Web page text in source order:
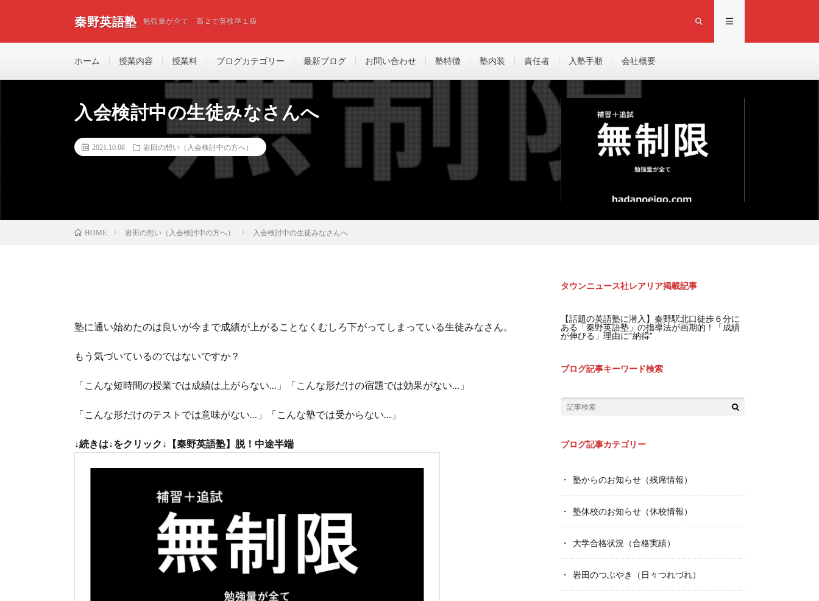
秦野英語塾 勉強量が全て 高２で英検準１級
ホーム 授業内容 授業料 ブログカテゴリー 最新ブログ お問い合わせ 塾特徴 塾内装 責任者 入塾手順 会社概要
入会検討中の生徒みなさんへ
2021.10.08 岩田の想い（入会検討中の方へ）
HOME 岩田の想い（入会検討中の方へ） 入会検討中の生徒みなさんへ
塾に通い始めたのは良いが今まで成績が上がることなくむしろ下がってしまっている生徒みなさん。
もう気づいているのではないですか？
「こんな短時間の授業では成績は上がらない…」「こんな形だけの宿題では効果がない…」
「こんな形だけのテストでは意味がない…」「こんな塾では受からない…」
↓続きは↓をクリック↓【秦野英語塾】脱！中途半端
タウンニュース社レアリア掲載記事
【話題の英語塾に潜入】秦野駅北口徒歩６分に
ある「秦野英語塾」の指導法が画期的！「成績
が伸びる」理由に“納得”
ブログ記事キーワード検索
ブログ記事カテゴリー
塾からのお知らせ（残席情報）
塾休校のお知らせ（休校情報）
大学合格状況（合格実績）
岩田のつぶやき（日々つれづれ）